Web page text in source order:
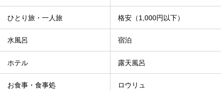
ひとり旅・一人旅 格安（1,000円以下）
水風呂 宿泊
ホテル 露天風呂
お食事・食事処 ロウリュ